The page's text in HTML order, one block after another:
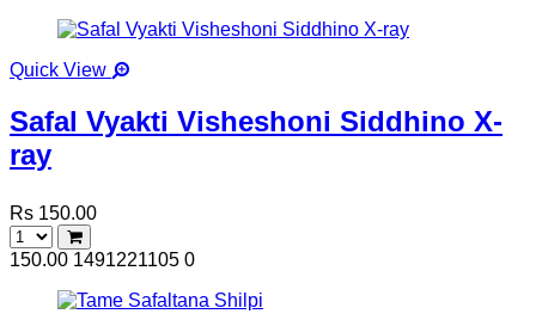
Quick View
Safal Vyakti Visheshoni Siddhino X-
ray
Rs 150.00
150.00 1491221105 0